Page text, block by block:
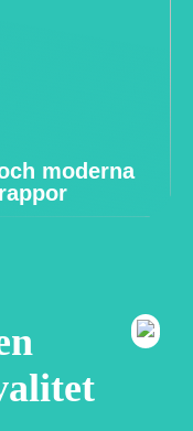
moderna